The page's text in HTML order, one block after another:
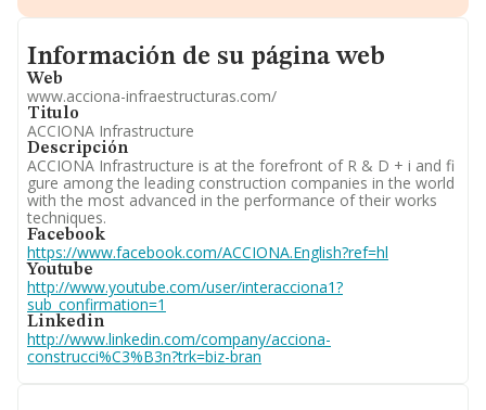
Gráficos de Evolución Ventas y Empleados.
Directivos y Ejecutivos.
Participaciones y Vinculaciones en otras empresas.
Artículos de prensa publicados sobre la empresa.
Información oficial y registral complementaria.
Informacion de su página web
Información de su página web
Web
www.acciona-infraestructuras.com/
Titulo
ACCIONA Infrastructure
Descripción
ACCIONA Infrastructure is at the forefront of R & D + i and fi
gure among the leading construction companies in the world
with the most advanced in the performance of their works
techniques.
Facebook
https://www.facebook.com/ACCIONA.English?ref=hl
Youtube
http://www.youtube.com/user/interacciona1?
sub_confirmation=1
Linkedin
http://www.linkedin.com/company/acciona-
construcci%C3%B3n?trk=biz-bran